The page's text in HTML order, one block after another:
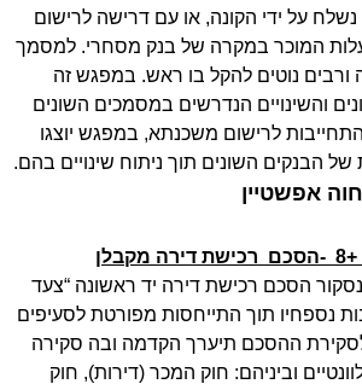
על ידי הקונה, או עם דרישה לרישום
המוכר במקרה של בנק מסחרי. למסמך
ורבים נוטים להקל בו ראש. במפגש זה
והשינויים הנדרשים במסמכים השונים
לרישום משכנתא, במפגש יוצגו
של הבנקים השונים תוך ניתוח שינויים בהם.
אפשטיין
-הסכם רכישת דירה מקבלן
הסכם רכישת דירה יד ראשונה “צעד
נספחיו תוך התייחסות מפורטת לסעיפים
ההסכם תיערך הקדמה ובה סקירה
וביניהם: חוק המכר (דירות), חוק